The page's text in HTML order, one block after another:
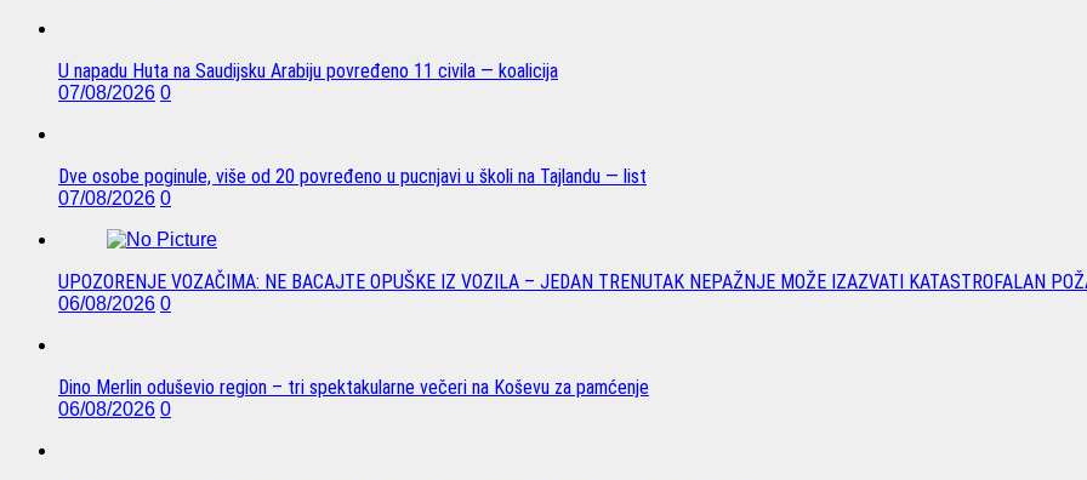
U napadu Huta na Saudijsku Arabiju povređeno 11 civila — koalicija
07/08/2026 0
Dve osobe poginule, više od 20 povređeno u pucnjavi u školi na Tajlandu — list
07/08/2026 0
UPOZORENJE VOZAČIMA: NE BACAJTE OPUŠKE IZ VOZILA – JEDAN TRENUTAK NEPAŽNJE MOŽE IZAZVATI KATASTROFALAN
06/08/2026 0
Dino Merlin oduševio region – tri spektakularne večeri na Koševu za pamćenje
06/08/2026 0